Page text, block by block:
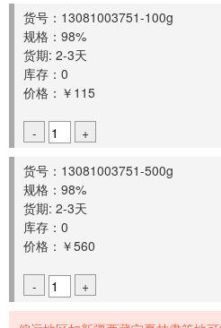
货号：13081003751-100g
规格：98%
货期: 2-3天
库存：0
价格：￥115
- +
货号：13081003751-500g
规格：98%
货期: 2-3天
库存：0
价格：￥560
- +